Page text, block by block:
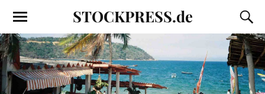
STOCKPRESS.de